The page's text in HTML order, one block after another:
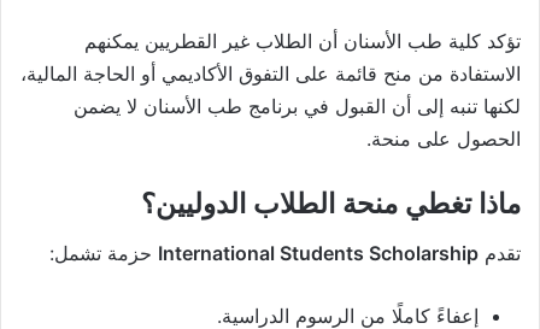
تؤكد كلية طب الأسنان أن الطلاب غير القطريين يمكنهم
الاستفادة من منح قائمة على التفوق الأكاديمي أو الحاجة المالية،
لكنها تنبه إلى أن القبول في برنامج طب الأسنان لا يضمن
الحصول على منحة.
ماذا تغطي منحة الطلاب الدوليين؟
تقدم International Students Scholarship حزمة تشمل:
إعفاءً كاملًا من الرسوم الدراسية.